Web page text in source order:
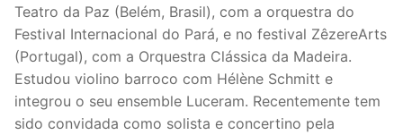
Teatro da Paz (Belém, Brasil), com a orquestra do
Festival Internacional do Pará, e no festival ZêzereArts
(Portugal), com a Orquestra Clássica da Madeira.
Estudou violino barroco com Hélène Schmitt e
integrou o seu ensemble Luceram. Recentemente tem
sido convidada como solista e concertino pela